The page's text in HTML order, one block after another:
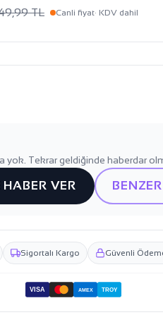
TL Canli fiyat· KDV dahil
yok. Tekrar geldiğinde haberdar
HABER VER
Sigortalı Kargo Güvenli
VISA AMEX TROY